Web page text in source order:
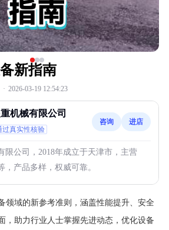
新指南
· 2026-03-19 12:54:23
机械有限公司
过真实性核验
咨询 进店
限公司，2018年成立于天津市，主营
，产品多样，权威可靠。
领域的新参考准则，涵盖性能提升、安全
，助力行业人士掌握先进动态，优化设备